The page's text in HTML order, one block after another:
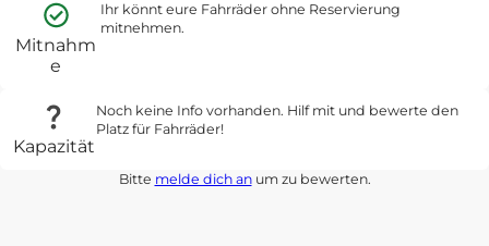
Mitnahm
e
Ihr könnt eure Fahrräder ohne Reservierung
mitnehmen.
Kapazität
Noch keine Info vorhanden. Hilf mit und bewerte den
Platz für Fahrräder!
Bitte melde dich anum zu bewerten.